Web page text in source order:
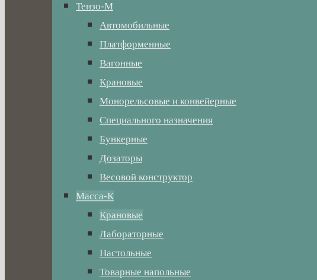
Тензо-М
Автомобильные
Платформенные
Вагонные
Крановые
Монорельсовые и конвейерные
Специального назначения
Бункерные
Дозаторы
Весовой конструктор
Масса-К
Крановые
Лабораторные
Настольные
Товарные напольные